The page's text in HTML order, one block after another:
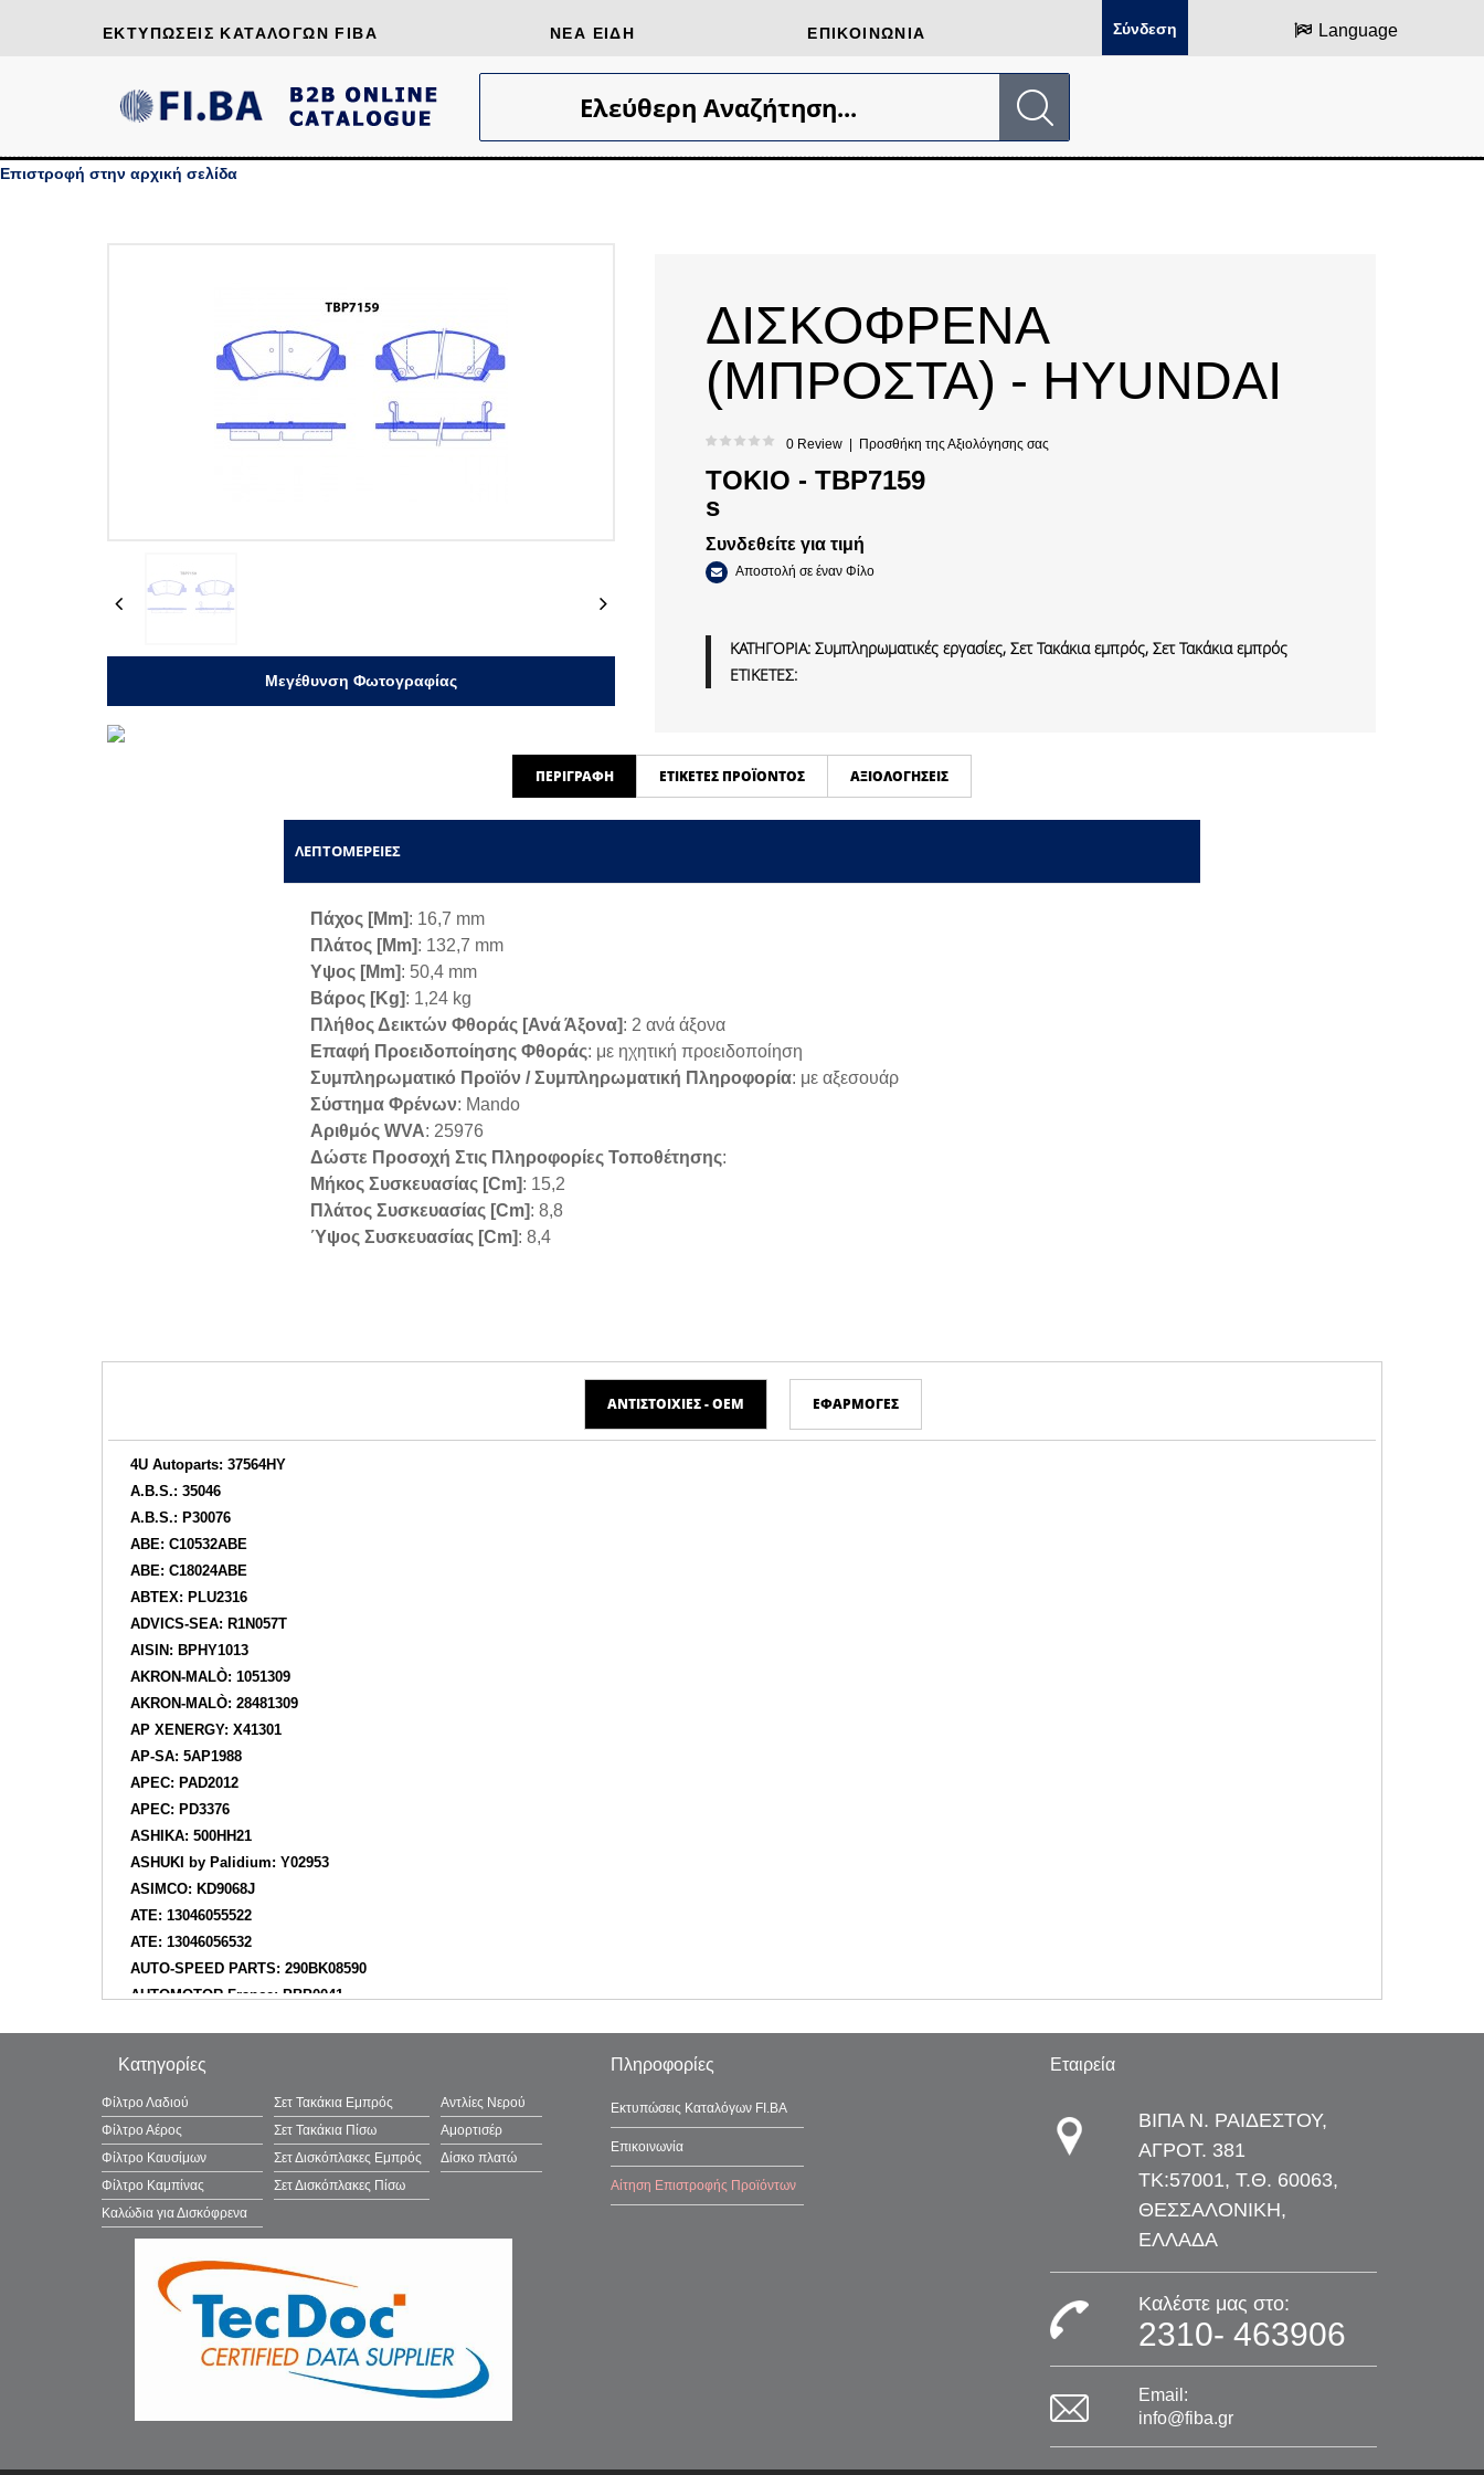
ΕΚΤΥΠΏΣΕΙΣ ΚΑΤΑΛΌΓΩΝ FIBA ΝΈΑ ΕΊΔΗ ΕΠΙΚΟΙΝΩΝΊΑ Σύνδεση Language
Ελεύθερη Αναζήτηση...
Επιστροφή στην αρχική σελίδα
Previous Next
Μεγέθυνση Φωτογραφίας
ΔΙΣΚΟΦΡΕΝΑ
(ΜΠΡΟΣΤΑ) - HYUNDAI
0 Review Προσθήκη της Αξιολόγησης σας
TOKIO - TBP7159
s
Συνδεθείτε για τιμή
Αποστολή σε έναν Φίλο
ΚΑΤΗΓΟΡΙΑ: Συμπληρωματικές εργασίες, Σετ Τακάκια εμπρός, Σετ Τακάκια εμπρός
ΕΤΙΚΕΤΕΣ:
ΠΕΡΙΓΡΑΦΉ ΕΤΙΚΈΤΕΣ ΠΡΟΪΌΝΤΟΣ ΑΞΙΟΛΟΓΉΣΕΙΣ
ΛΕΠΤΟΜΈΡΕΙΕΣ
Πάχος [mm]: 16,7 mm
Πλάτος [mm]: 132,7 mm
Υψος [mm]: 50,4 mm
Βάρος [kg]: 1,24 kg
Πλήθος Δεικτών Φθοράς [ανά Άξονα]: 2 ανά άξονα
Επαφή Προειδοποίησης Φθοράς: με ηχητική προειδοποίηση
Συμπληρωματικό Προϊόν / Συμπληρωματική Πληροφορία: με αξεσουάρ
Σύστημα Φρένων: Mando
Αριθμός WVA: 25976
Δώστε Προσοχή Στις Πληροφορίες Τοποθέτησης:
Μήκος Συσκευασίας [cm]: 15,2
Πλάτος Συσκευασίας [cm]: 8,8
Ύψος Συσκευασίας [cm]: 8,4
ΑΝΤΙΣΤΟΙΧΊΕΣ - ΟΕΜ ΕΦΑΡΜΟΓΈΣ
4U Autoparts: 37564HY
A.B.S.: 35046
A.B.S.: P30076
ABE: C10532ABE
ABE: C18024ABE
ABTEX: PLU2316
ADVICS-SEA: R1N057T
AISIN: BPHY1013
AKRON-MALÒ: 1051309
AKRON-MALÒ: 28481309
AP XENERGY: X41301
AP-SA: 5AP1988
APEC: PAD2012
APEC: PD3376
ASHIKA: 500HH21
ASHUKI by Palidium: Y02953
ASIMCO: KD9068J
ATE: 13046055522
ATE: 13046056532
AUTO-SPEED PARTS: 290BK08590
AUTOMOTOR France: PBP0041
BENDIX Braking: BC4537
BLUE PRINT: ADG042158
BLUE PRINT: ADBP420143
BORG & BECK: BBP2484
BORG & BECK: BBP2907
BOSCH: 0986494760
Brake ENGINEERING: PA2276
BRAXIS: AA0631
BRAXIS: AA0979
BREMBO: P30076
BREMSI: BP3606
BSF: 20123
Κατηγορίες
Φίλτρο Λαδιού Σετ Τακάκια Εμπρός
Αντλίες Νερού
Φίλτρο Αέρος
Σετ Τακάκια Πίσω
Αμορτισέρ
Φίλτρο Καυσίμων
Σετ Δισκόπλακες Εμπρός
Δίσκο πλατώ
Φίλτρο Καμπίνας
Σετ Δισκόπλακες Πίσω
Καλώδια για Δισκόφρενα
Πληροφορίες
Εκτυπώσεις Καταλόγων FI.BA
Επικοινωνία
Αίτηση Επιστροφής Προϊόντων
Εταιρεία
ΒΙΠΑ Ν. ΡΑΙΔΕΣΤΟΥ,
ΑΓΡΟΤ. 381
TK:57001, Τ.Θ. 60063,
ΘΕΣΣΑΛΟΝΙΚΗ,
ΕΛΛΑΔΑ
Καλέστε μας στο:
2310- 463906
Email:
info@fiba.gr